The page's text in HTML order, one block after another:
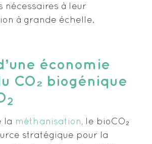
nécessaires à leur
à grande échelle.
économie
CO₂ biogénique
2
la méthanisation, le bioCO₂
stratégique pour la